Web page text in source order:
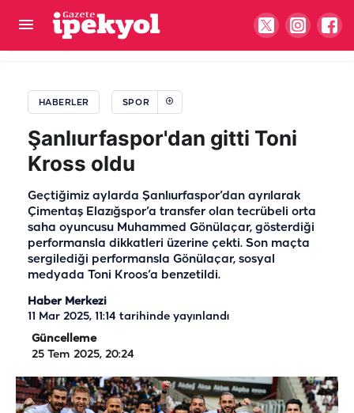
HABERLER SPOR
Şanlıurfaspor'dan gitti Toni
Kross oldu
Geçtiğimiz aylarda Şanlıurfaspor’dan ayrılarak
Çimentaş Elazığspor’a transfer olan tecrübeli orta
saha oyuncusu Muhammed Gönülaçar, gösterdiği
performansla dikkatleri üzerine çekti. Son maçta
sergilediği performansla Gönülaçar, sosyal
medyada Toni Kroos’a benzetildi.
Haber Merkezi
11 Mar 2025, 11:14 tarihinde yayınlandı
Güncelleme
25 Tem 2025, 20:24
Filenin Sultanları'ndan tarihi zafer! 3 yıl sonra bir